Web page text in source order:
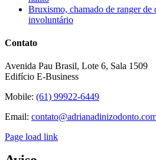
Bruxismo, chamado de ranger de
involuntário
Contato
Avenida Pau Brasil, Lote 6, Sala 1509
Edifício E-Business
Mobile: (61) 99922-6449
Email:
Page load link